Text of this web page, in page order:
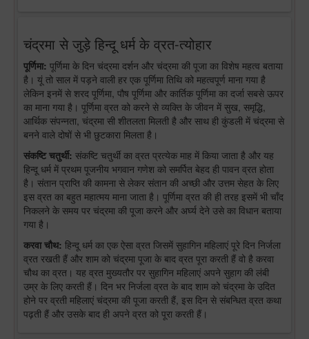
चंद्रमा से जुड़े हिन्दू धर्म के व्रत-त्योहार
पूर्णिमा: पूर्णिमा के दिन चंद्रमा दर्शन और चंद्रमा की पूजा का विशेष महत्व बताया
है। यूं तो साल में पड़ने वाली हर एक पूर्णिमा तिथि को महत्वपूर्ण माना गया है
लेकिन इनमें से शरद पूर्णिमा, पौष पूर्णिमा और कार्तिक पूर्णिमा का दर्जा सबसे ऊपर
का माना गया है। पूर्णिमा व्रत को करने से व्यक्ति के जीवन में सुख, समृद्धि,
आर्थिक संपन्नता, चंद्रमा सी शीतलता मिलती है और साथ ही कुंडली में चंद्रमा से
बनने वाले दोषों से भी छुटकारा मिलता है।
संकष्टि चतुर्थी: संकष्टि चतुर्थी का व्रत प्रत्येक माह में किया जाता है और यह
हिन्दू धर्म में प्रथम पूजनीय भगवान गणेश को समर्पित बेहद ही पावन व्रत होता
है। संतान प्राप्ति की कामना से लेकर संतान की अच्छी और उत्तम सेहत के लिए
इस व्रत का बहुत महात्मय माना जाता है। पूर्णिमा व्रत की ही तरह इसमें भी चाँद
निकलने के समय पर चंद्रमा की पूजा करने और अर्घ्य देने उसे का विधान बताया
गया है।
करवा चौथ: हिन्दू धर्म का एक ऐसा व्रत जिसमें सुहागिन महिलाएं पूरे दिन निर्जला
व्रत रखती हैं और शाम को चंद्रमा पूजा के बाद व्रत पूरा करती हैं वो है करवा
चौथ का व्रत। यह व्रत मुख्यतौर पर सुहागिन महिलाएं अपने सुहाग की लंबी
उम्र के लिए करती हैं। दिन भर निर्जला व्रत के बाद शाम को चंद्रमा के उदित
होने पर व्रती महिलाएं चंद्रमा की पूजा करती हैं, इस दिन से संबन्धित व्रत कथा
पढ़ती हैं और उसके बाद ही अपने व्रत को पूरा करती हैं।